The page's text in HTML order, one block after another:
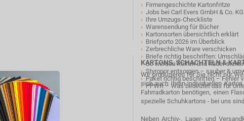
› Firmengeschichte Kartonfritze
› Jobs bei Carl Evers GmbH & Co. KG
› Ihre Umzugs-Checkliste
› Warensendung für Bücher
› Kartonsorten übersichtlich erklärt
› Briefporto 2026 im Überblick
› Zerbrechliche Ware verschicken
› Briefe richtig beschriften:
› So werden Reifen und Räder
› Styropor entsorgen – sauber &
› Paket richtig beschriften – Fehler
› PPWR – Was bedeutet das für
KARTONS, SCHACHTELN &
Wir produzieren für Sie nicht nur
sich auch Ihren individuellen
Fahrradkarton benötigen, einen
spezielle Schuhkartons - bei uns
Neben Archiv-, Lager- und